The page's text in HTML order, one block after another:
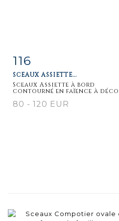
détaillée
116
SCEAUX ASSIETTE...
Sceaux Assiette à bord
contourné en faïence à
80 - 120 EUR